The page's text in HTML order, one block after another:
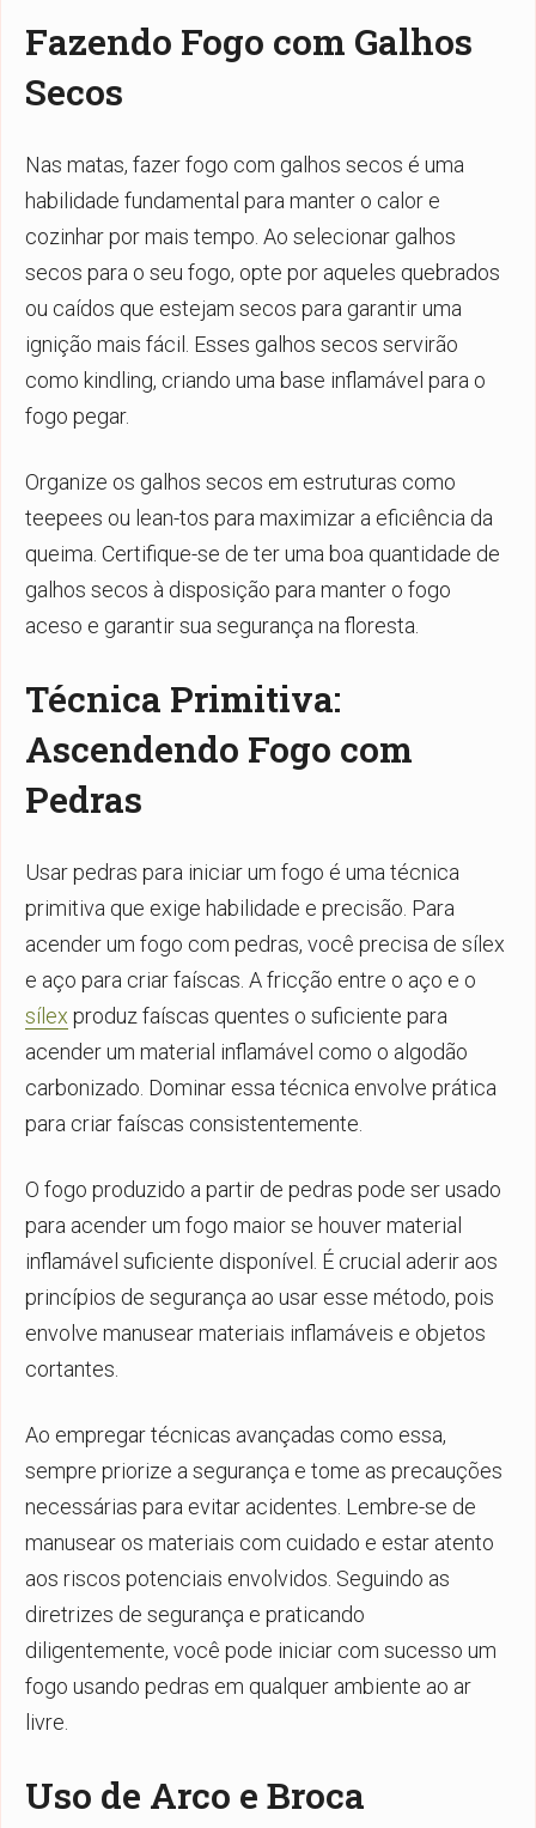
Fazendo Fogo com Galhos
Secos
Nas matas, fazer fogo com galhos secos é uma
habilidade fundamental para manter o calor e
cozinhar por mais tempo. Ao selecionar galhos
secos para o seu fogo, opte por aqueles quebrados
ou caídos que estejam secos para garantir uma
ignição mais fácil. Esses galhos secos servirão
como kindling, criando uma base inflamável para o
fogo pegar.
Organize os galhos secos em estruturas como
teepees ou lean-tos para maximizar a eficiência da
queima. Certifique-se de ter uma boa quantidade de
galhos secos à disposição para manter o fogo
aceso e garantir sua segurança na floresta.
Técnica Primitiva:
Ascendendo Fogo com
Pedras
Usar pedras para iniciar um fogo é uma técnica
primitiva que exige habilidade e precisão. Para
acender um fogo com pedras, você precisa de sílex
e aço para criar faíscas. A fricção entre o aço e o
sílex produz faíscas quentes o suficiente para
acender um material inflamável como o algodão
carbonizado. Dominar essa técnica envolve prática
para criar faíscas consistentemente.
O fogo produzido a partir de pedras pode ser usado
para acender um fogo maior se houver material
inflamável suficiente disponível. É crucial aderir aos
princípios de segurança ao usar esse método, pois
envolve manusear materiais inflamáveis e objetos
cortantes.
Ao empregar técnicas avançadas como essa,
sempre priorize a segurança e tome as precauções
necessárias para evitar acidentes. Lembre-se de
manusear os materiais com cuidado e estar atento
aos riscos potenciais envolvidos. Seguindo as
diretrizes de segurança e praticando
diligentemente, você pode iniciar com sucesso um
fogo usando pedras em qualquer ambiente ao ar
livre.
Uso de Arco e Broca